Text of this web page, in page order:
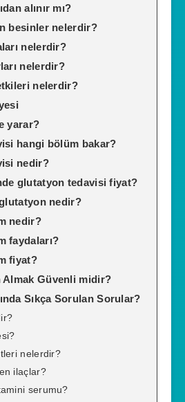
alınır mı?
besinler nelerdir?
nelerdir?
nelerdir?
nelerdir?
yarar?
hangi bölüm bakar?
nedir?
glutatyon tedavisi fiyat?
nedir?
nedir?
faydaları?
fiyat?
Almak Güvenli midir?
Sıkça Sorulan Sorular?
nelerdir?
ilaçlar?
serumu?